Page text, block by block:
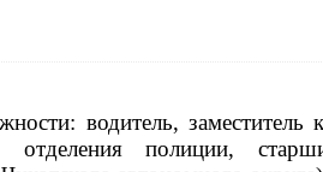
водитель, заместитель
отделения полиции,